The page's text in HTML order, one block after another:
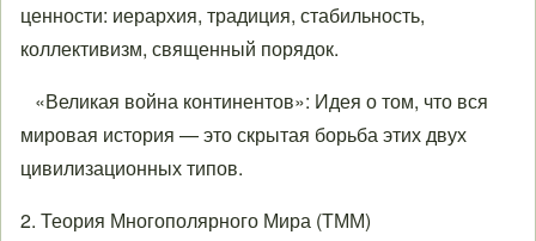
ценности: иерархия, традиция, стабильность,
коллективизм, священный порядок.
«Великая война континентов»: Идея о том, что вся
мировая история — это скрытая борьба этих двух
цивилизационных типов.
2. Теория Многополярного Мира (ТММ)